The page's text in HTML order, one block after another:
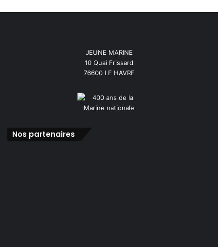
JEUNE MARINE
10 Quai Frissard
76600 LE HAVRE
Nos partenaires